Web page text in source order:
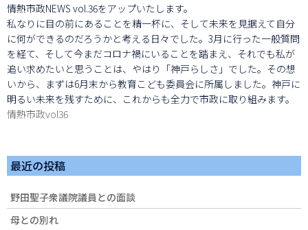
情熱市政NEWS vol.36をアップいたします。
私なりに目の前にあることを精一杯に、そして未来を見据えて自分
に何ができるのだろうかと考える日々でした。3月に行った一般質問
を経て、そして今まだコロナ禍にいることを踏まえ、それでも私が
追い求めたいと思うことは、やはり「神戸らしさ」でした。その想
いから、まずは6月末から教育こども委員会に所属しました。神戸に
明るい未来を残すために、これからも全力で市政に取り組みます。
情熱市政vol36
最近の投稿
野田聖子衆議院議員との面談
母との別れ